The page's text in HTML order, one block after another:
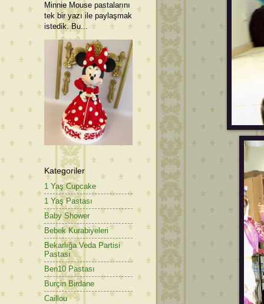
Minnie Mouse pastalarını
tek bir yazı ile paylaşmak
istedik. Bu...
Kategoriler
1 Yaş Cupcake
1 Yaş Pastası
Baby Shower
Bebek Kurabiyeleri
Bekarlığa Veda Partisi
Pastası
Ben10 Pastası
Burçin Birdane
Caillou